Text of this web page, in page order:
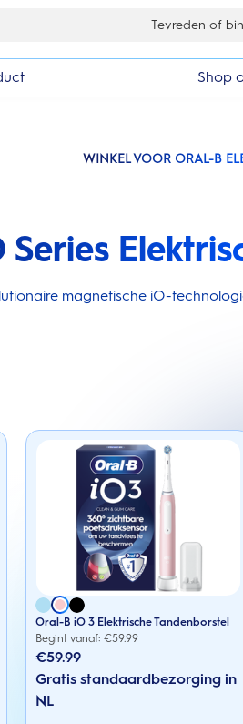
Gratis 1 jaar
Shop
WINKEL VOOR ORAL-B
Series
magnetische iO-
Oral-B iO 3 Elektrische Tandenborstel
Begint vanaf: €59.99
€59.99
Gratis standaardbezorging in
NL